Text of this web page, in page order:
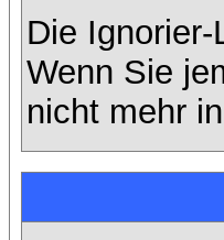
Die
Wenn Sie
nicht mehr